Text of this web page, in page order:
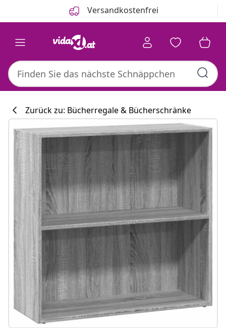
Versandkostenfrei
#sharemevidaxl
Zurück zu: Bücherregale & Bücherschränke